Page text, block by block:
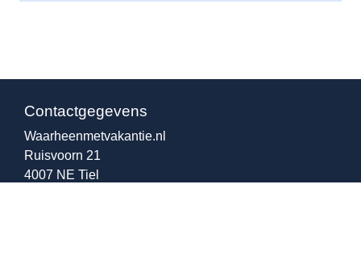
Contactgegevens
Waarheenmetvakantie.nl
Ruisvoorn 21
4007 NE Tiel